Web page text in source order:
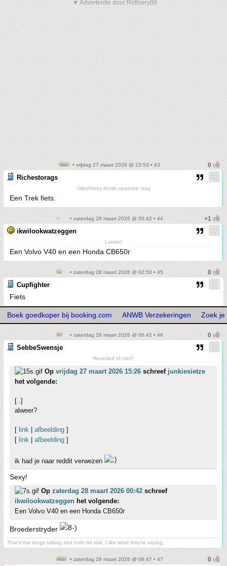
▼ Advertentie door Refinery89
• vrijdag 27 maart 2026 @ 23:53 • 43
Richestorags
Usluzhlivyy durak opasnee vrag
Een Trek fiets.
• zaterdag 28 maart 2026 @ 00:42 • 44
ikwilookwatzeggen
Luister!
Een Volvo V40 en een Honda CB650r
• zaterdag 28 maart 2026 @ 02:50 • 45
Cupfighter
Fiets
Boek goedkoper bij booking.com ANWB Verzekeringen Zoek je
• zaterdag 28 maart 2026 @ 06:42 • 46
SebbeSwensje
Heraclied of niet?
Op vrijdag 27 maart 2026 15:26 schreef junkiesietze
het volgende:
[..]
alweer?
[ link afbeelding ]
[ link afbeelding ]
ik had je naar reddit verwezen
Sexy!
Op zaterdag 28 maart 2026 00:42 schreef
ikwilookwatzeggen het volgende:
Een Volvo V40 en een Honda CB650r
Broederstryder
That's the drugs talking and truth be told, I like what they're saying.
• zaterdag 28 maart 2026 @ 06:47 • 47